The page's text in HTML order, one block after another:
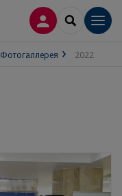
ВХОДSEARCH
Фотогаллерея 2022